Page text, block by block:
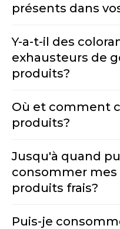
présents dans
Y-a-t-il des
exhausteurs de
produits?
Où et comment
produits?
Jusqu'à quand
consommer
produits frais?
Puis-je